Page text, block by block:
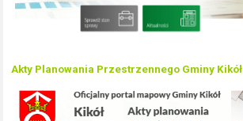
Akty Planowania Przestrzennego Gminy Kikół